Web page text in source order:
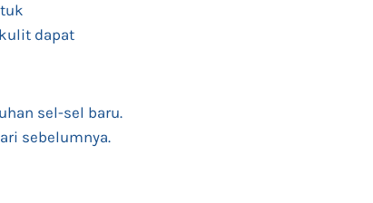
dapat
sel-sel baru.
sebelumnya.